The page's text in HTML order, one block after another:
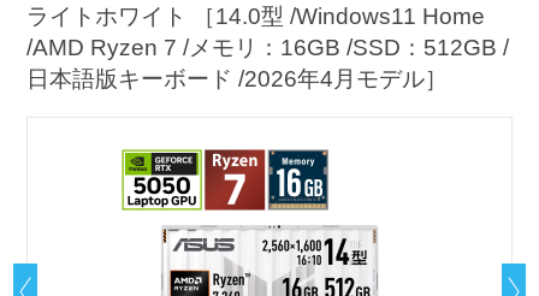
ライトホワイト ［14.0型 /Windows11 Home
/AMD Ryzen 7 /メモリ：16GB /SSD：512GB /
日本語版キーボード /2026年4月モデル］